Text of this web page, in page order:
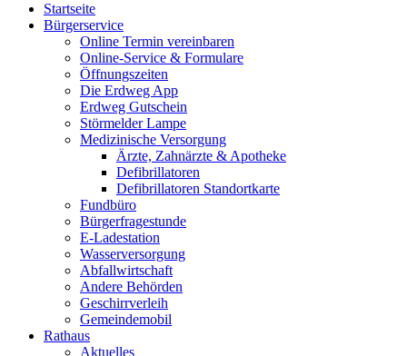
Startseite
Bürgerservice
Online Termin vereinbaren
Online-Service & Formulare
Öffnungszeiten
Die Erdweg App
Erdweg Gutschein
Störmelder Lampe
Medizinische Versorgung
Ärzte, Zahnärzte & Apotheke
Defibrillatoren
Defibrillatoren Standortkarte
Fundbüro
Bürgerfragestunde
E-Ladestation
Wasserversorgung
Abfallwirtschaft
Andere Behörden
Geschirrverleih
Gemeindemobil
Rathaus
Aktuelles